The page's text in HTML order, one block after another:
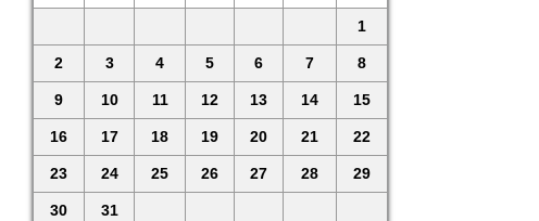
1
2 3 4 5 6 7 8
9 10 11 12 13 14 15
16 17 18 19 20 21 22
23 24 25 26 27 28 29
30 31